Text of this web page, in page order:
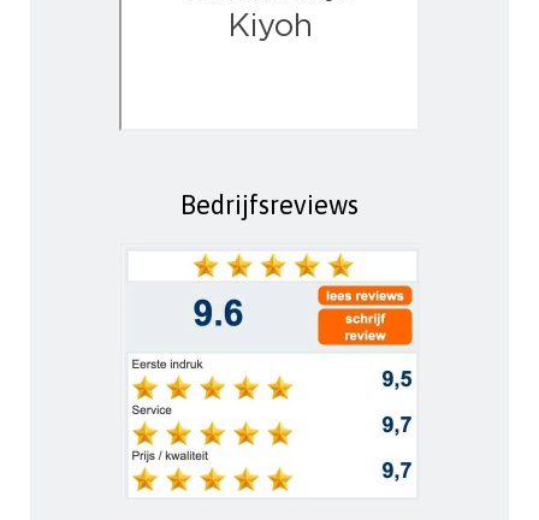
Bedrijfsreviews